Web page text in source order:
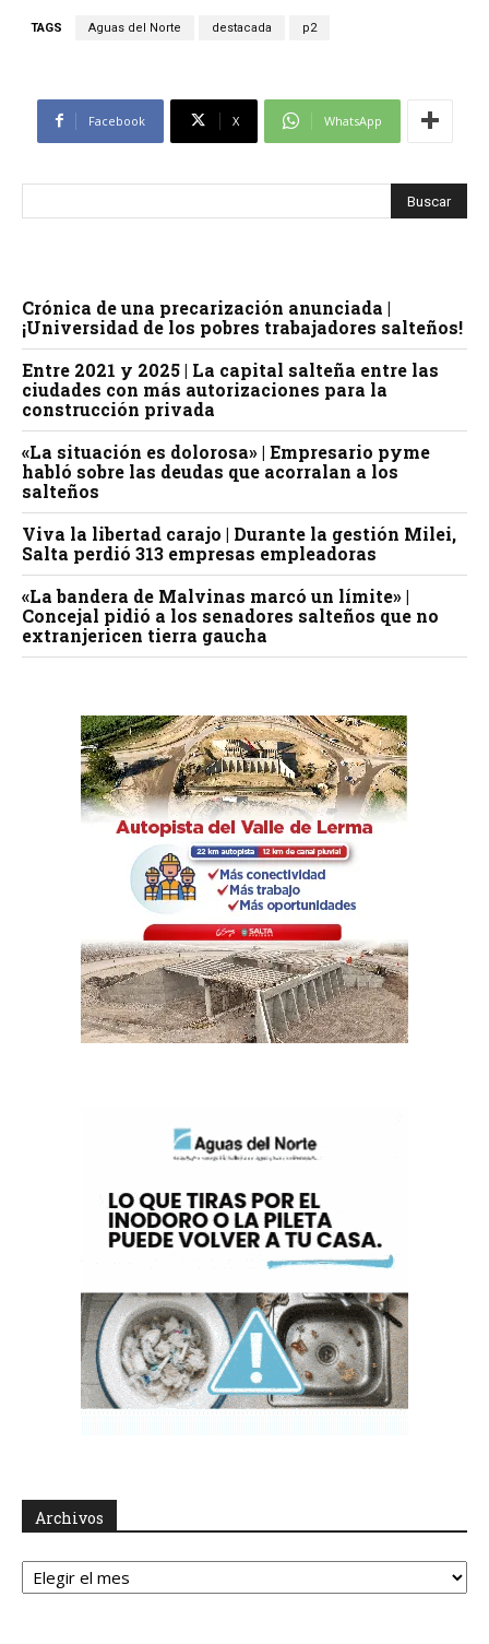
TAGS Aguas del Norte destacada p2
Facebook X WhatsApp
Crónica de una precarización anunciada |
¡Universidad de los pobres trabajadores salteños!
Entre 2021 y 2025 | La capital salteña entre las
ciudades con más autorizaciones para la
construcción privada
«La situación es dolorosa» | Empresario pyme
habló sobre las deudas que acorralan a los
salteños
Viva la libertad carajo | Durante la gestión Milei,
Salta perdió 313 empresas empleadoras
«La bandera de Malvinas marcó un límite» |
Concejal pidió a los senadores salteños que no
extranjericen tierra gaucha
Archivos
Archivos